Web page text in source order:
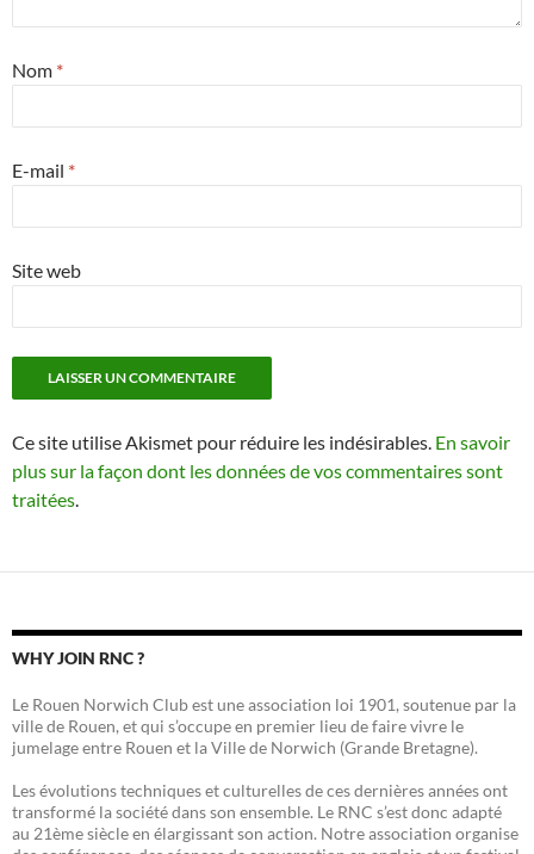
Nom *
E-mail *
Site web
Ce site utilise Akismet pour réduire les indésirables. En savoir
plus sur la façon dont les données de vos commentaires sont
traitées.
WHY JOIN RNC ?
Le Rouen Norwich Club est une association loi 1901, soutenue par la
ville de Rouen, et qui s’occupe en premier lieu de faire vivre le
jumelage entre Rouen et la Ville de Norwich (Grande Bretagne).
Les évolutions techniques et culturelles de ces dernières années ont
transformé la société dans son ensemble. Le RNC s’est donc adapté
au 21ème siècle en élargissant son action. Notre association organise